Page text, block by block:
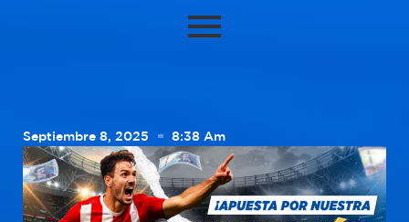
Septiembre 8, 2025 8:38 Am